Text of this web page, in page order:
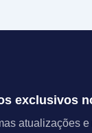
exclusivos
atualizações